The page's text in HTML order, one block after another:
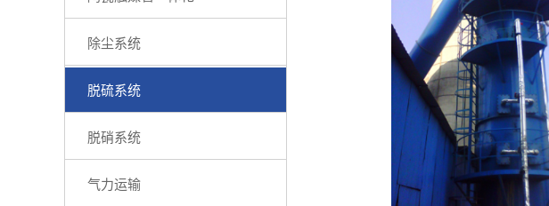
除尘系统
脱硫系统
脱硝系统
气力运输